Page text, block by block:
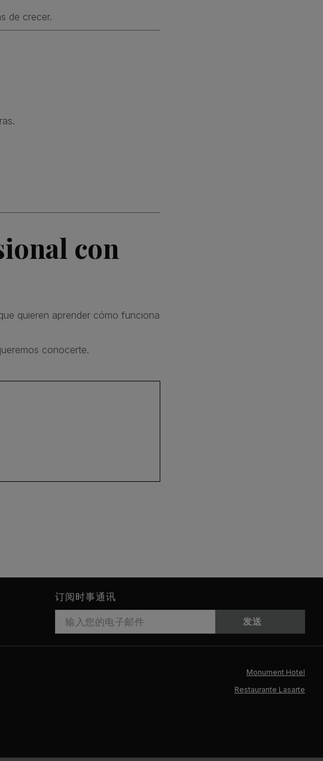
de crecer.
con
quieren aprender cómo funciona
conocerte.
订阅时事通讯
发送
Monument Hotel
Restaurante Lasarte